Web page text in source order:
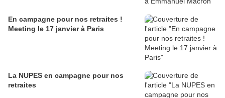
En campagne pour nos retraites !
Meeting le 17 janvier à Paris
La NUPES en campagne pour nos
retraites